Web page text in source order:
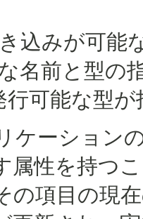
込みが可能
名前と型の
行可能な型
ケーション
属性を持つ
の項目の現